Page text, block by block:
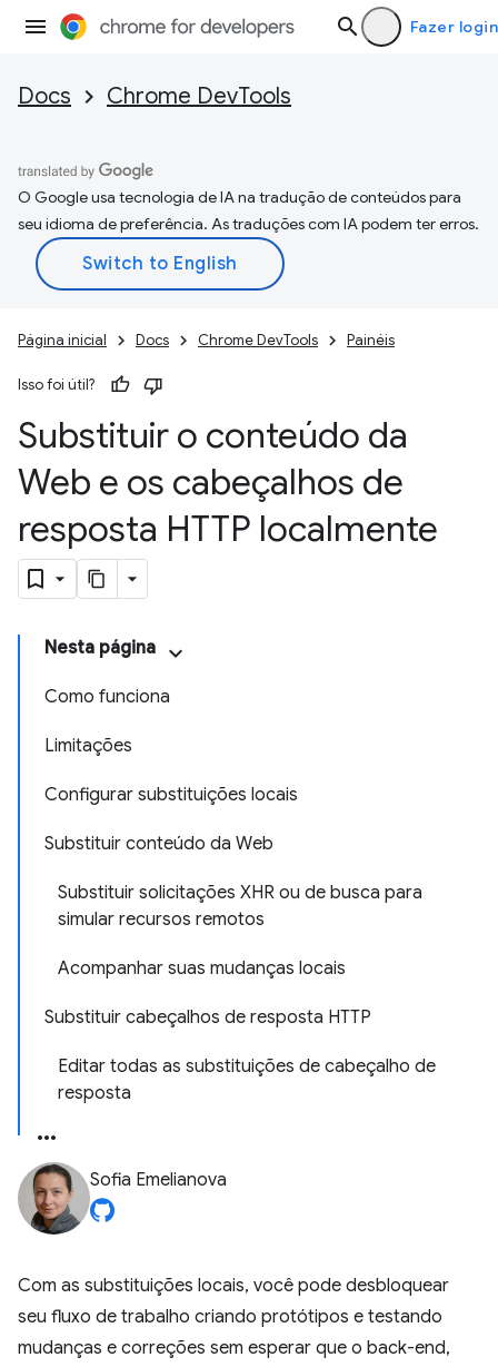
Fazer login
Docs Chrome DevTools
O Google usa tecnologia de IA na tradução de conteúdos para
seu idioma de preferência. As traduções com IA podem ter erros.
Página inicial Docs Chrome DevTools Painéis
Isso foi útil?
Substituir o conteúdo da
Web e os cabeçalhos de
resposta HTTP localmente
Nesta página
Como funciona
Limitações
Configurar substituições locais
Substituir conteúdo da Web
Substituir solicitações XHR ou de busca para
simular recursos remotos
Acompanhar suas mudanças locais
Substituir cabeçalhos de resposta HTTP
Editar todas as substituições de cabeçalho de
resposta
Sofia Emelianova
Com as substituições locais, você pode desbloquear
seu fluxo de trabalho criando protótipos e testando
mudanças e correções sem esperar que o back-end,